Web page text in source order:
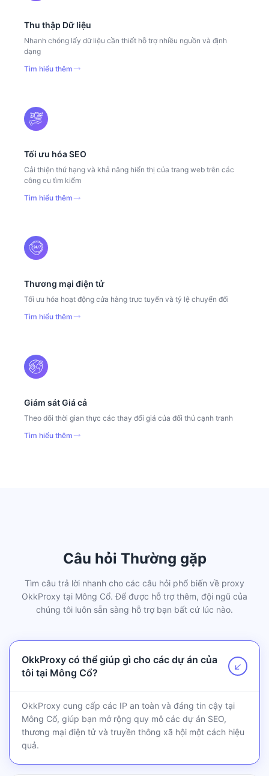
Thu thập Dữ liệu
Nhanh chóng lấy dữ liệu cần thiết hỗ trợ nhiều nguồn và định
dạng
Tìm hiểu thêm
Tối ưu hóa SEO
Cải thiện thứ hạng và khả năng hiển thị của trang web trên các
công cụ tìm kiếm
Tìm hiểu thêm
Thương mại điện tử
Tối ưu hóa hoạt động cửa hàng trực tuyến và tỷ lệ chuyển đổi
Tìm hiểu thêm
Giám sát Giá cả
Theo dõi thời gian thực các thay đổi giá của đối thủ cạnh tranh
Tìm hiểu thêm
Câu hỏi Thường gặp
Tìm câu trả lời nhanh cho các câu hỏi phổ biến về proxy
OkkProxy tại Mông Cổ. Để được hỗ trợ thêm, đội ngũ của
chúng tôi luôn sẵn sàng hỗ trợ bạn bất cứ lúc nào.
OkkProxy có thể giúp gì cho các dự án của
tôi tại Mông Cổ?
↗
OkkProxy cung cấp các IP an toàn và đáng tin cậy tại
Mông Cổ, giúp bạn mở rộng quy mô các dự án SEO,
thương mại điện tử và truyền thông xã hội một cách hiệu
quả.